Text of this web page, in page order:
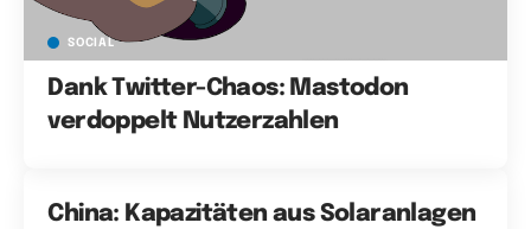
SOCIAL
Dank Twitter-Chaos: Mastodon
verdoppelt Nutzerzahlen
China: Kapazitäten aus Solaranlagen